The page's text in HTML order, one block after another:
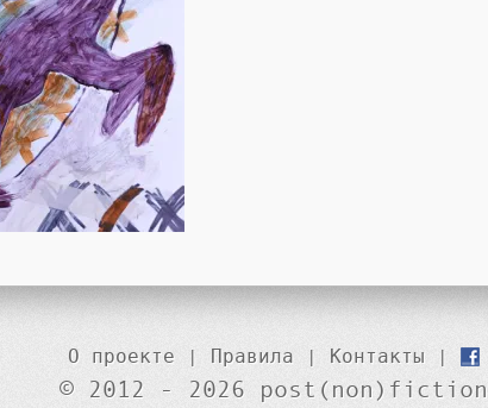
О проекте | Правила | Контакты |
© 2012 - 2026 post(non)fiction